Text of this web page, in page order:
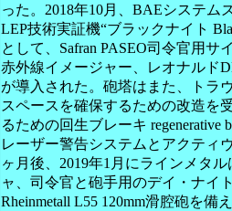
った。2018年10月、BAEシステム
LEP技術実証機“ブラックナイト
として、Safran PASEO司令官用サ
赤外線イメージャー、レオナルド
が導入された。砲塔はまた、トラ
スペースを確保するための改造を
るための回生ブレーキ
レーザー警告システムとアクティ
ヶ月後、2019年1月にラインメタ
ャ、司令官と砲手用のデイ・ナイト
Rheinmetall L55 120mm滑腔砲を